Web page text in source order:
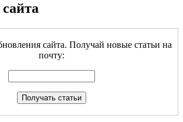
сайта. Получай новые статьи на
почту: